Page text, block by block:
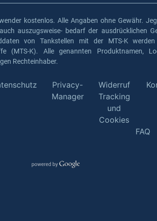
kostenlos. Alle Angaben ohne Gewähr.
auszugsweise- bedarf der ausdrücklichen
von Tankstellen mit der MTS-K
(MTS-K). Alle genannten Produktnamen,
Rechteinhaber.
Privacy-
Manager
Widerruf
Tracking
und
Cookies
FAQ